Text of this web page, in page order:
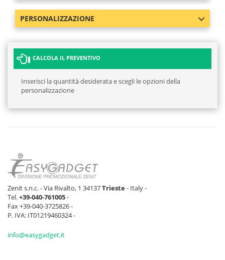
PERSONALIZZAZIONE
CALCOLA IL PREVENTIVO
Inserisci la quantità desiderata e scegli le opzioni della
personalizzazione
Zenit s.n.c. - Via Rivalto, 1 34137Trieste- Italy -
Tel.+39-040-761005-
Fax +39-040-3725826 -
P. IVA: IT01219460324 -
info@easygadget.it